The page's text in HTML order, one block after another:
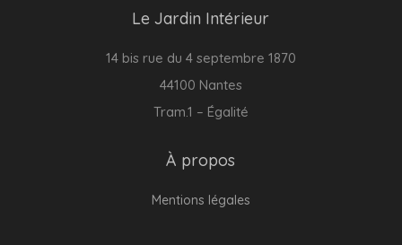
Le Jardin Intérieur
14 bis rue du 4 septembre 1870
44100 Nantes
Tram.1 – Égalité
À propos
Mentions légales